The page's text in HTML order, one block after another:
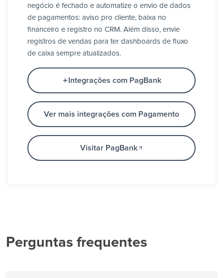
negócio é fechado e automatize o envio de dados
de pagamentos: aviso pro cliente, baixa no
financeiro e registro no CRM. Além disso, envie
registros de vendas para ter dashboards de fluxo
de caixa sempre atualizados.
Integrações com PagBank
Ver mais integrações com Pagamento
Visitar PagBank
Perguntas frequentes